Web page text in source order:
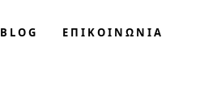
BLOG ΕΠΙΚΟΙΝΩΝΊΑ